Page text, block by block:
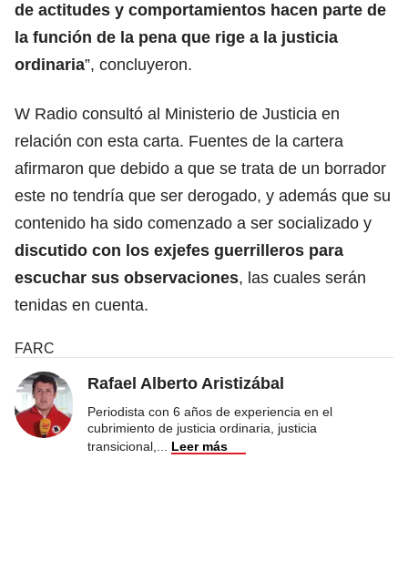
de actitudes y comportamientos hacen parte de
la función de la pena que rige a la justicia
ordinaria”, concluyeron.
W Radio consultó al Ministerio de Justicia en
relación con esta carta. Fuentes de la cartera
afirmaron que debido a que se trata de un borrador
este no tendría que ser derogado, y además que su
contenido ha sido comenzado a ser socializado y
discutido con los exjefes guerrilleros para
escuchar sus observaciones, las cuales serán
tenidas en cuenta.
FARC
Rafael Alberto Aristizábal
Periodista con 6 años de experiencia en el
cubrimiento de justicia ordinaria, justicia
transicional,
Leer más